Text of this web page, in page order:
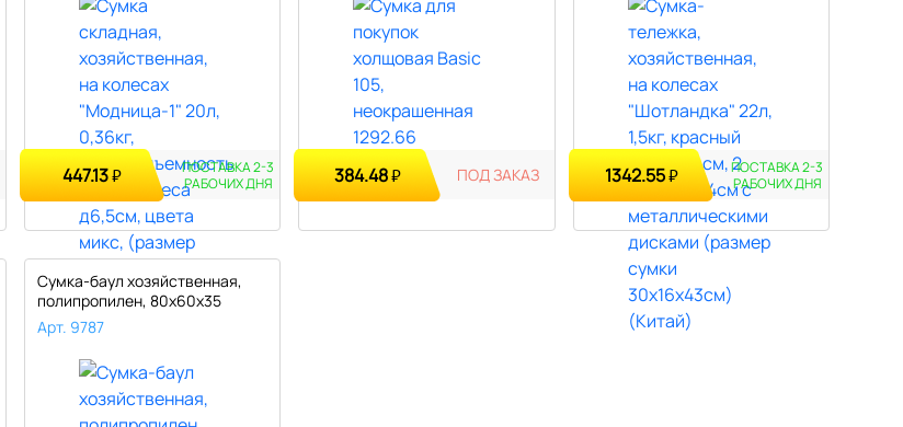
447.13₽
ПОСТАВКА 2-3
РАБОЧИХ ДНЯ
384.48₽ ПОД ЗАКАЗ 1342.55₽
ПОСТАВКА 2-3
РАБОЧИХ ДНЯ
Сумка-баул хозяйственная,
полипропилен, 80х60х35
см,168..
Арт. 9787